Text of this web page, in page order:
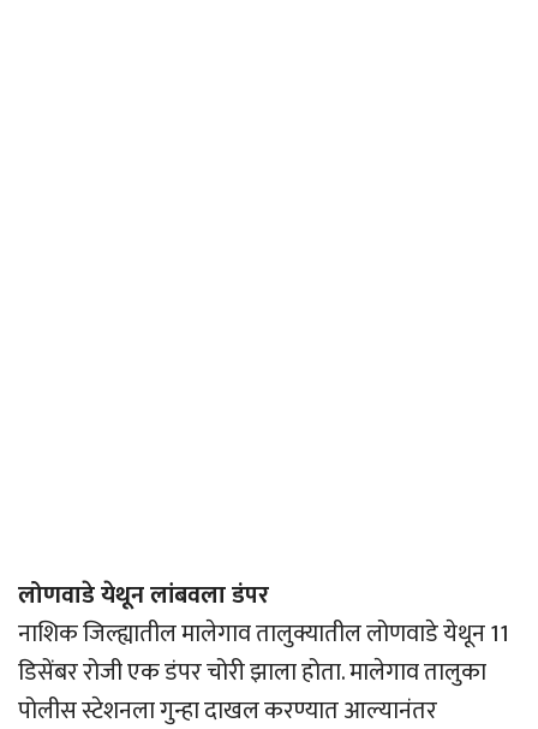
लोणवाडे येथून लांबवला डंपर
नाशिक जिल्ह्यातील मालेगाव तालुक्यातील लोणवाडे येथून 11
डिसेंबर रोजी एक डंपर चोरी झाला होता. मालेगाव तालुका
पोलीस स्टेशनला गुन्हा दाखल करण्यात आल्यानंतर